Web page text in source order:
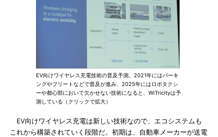
EV向けワイヤレス充電技術の普及予測。2021年にはパーキ
ングやフリートなどで普及が進み、2025年にはロボタクシ
ーや都心部において欠かせない技術になると、WiTricityは予
測している（クリックで拡大）
EV向けワイヤレス充電は新しい技術なので、エコシステムも
これから構築されていく段階だ。初期は、自動車メーカーが送電